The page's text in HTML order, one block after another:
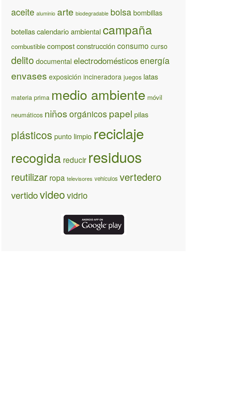
aceite aluminio arte biodegradable bolsabombillas
botellascalendario ambientalcampaña
combustible compostconstrucción consumo curso
delito documentalelectrodomésticosenergía
envases exposición incineradora juegos latas
materia prima medio ambiente móvil
neumáticos niños orgánicos papel pilas
plásticos punto limpio reciclaje
recogida reducir residuos
reutilizar ropa televisores vehículos vertedero
vertidovideovidrio